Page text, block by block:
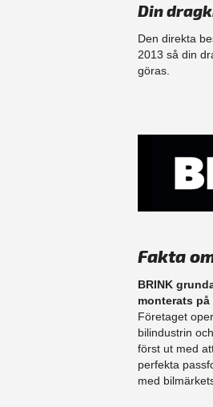
Din
Den direkta
2013 så din
göras.
Fakta
BRINK
monterats
Företaget
bilindustrin
först ut med
perfekta
med